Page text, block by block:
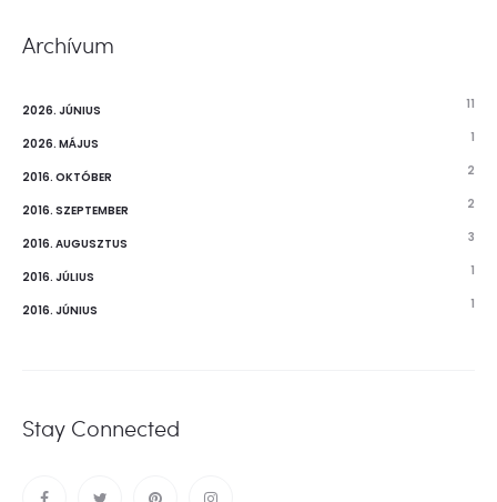
Archívum
2026. JÚNIUS 11
2026. MÁJUS 1
2016. OKTÓBER 2
2016. SZEPTEMBER 2
2016. AUGUSZTUS 3
2016. JÚLIUS 1
2016. JÚNIUS 1
Stay Connected